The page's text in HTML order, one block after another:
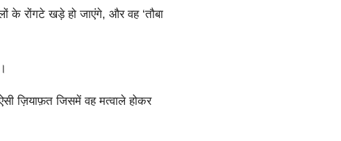
के रोंगटे खड़े हो जाएंगे, और वह ‘तौबा
ज़ियाफ़त जिसमें वह मत्वाले होकर